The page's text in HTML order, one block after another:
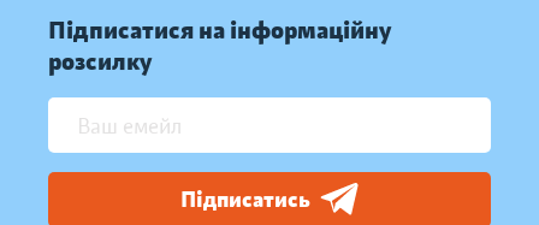
Підписатися на інформаційну
розсилку
Підписатись